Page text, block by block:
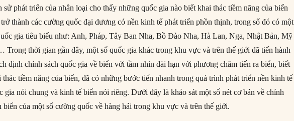
sử phát triển của nhân loại cho thấy những quốc gia nào biết khai thác tiềm năng của biển
trở thành các cường quốc đại dương có nền kinh tế phát triển phồn thịnh, trong số đó có một
gia tiêu biểu như: Anh, Pháp, Tây Ban Nha, Bồ Đào Nha, Hà Lan, Nga, Nhật Bản, Mỹ
Trong thời gian gần đây, một số quốc gia khác trong khu vực và trên thế giới đã tiến hành
định chính sách quốc gia về biển với tầm nhìn dài hạn với phương châm tiến ra biển, biết
thác tiềm năng của biển, đã có những bước tiến nhanh trong quá trình phát triển nền kinh tế
gia nói chung và kinh tế biển nói riêng. Dưới đây là khảo sát một số nét cơ bản về chính
biển của một số cường quốc về hàng hải trong khu vực và trên thế giới.